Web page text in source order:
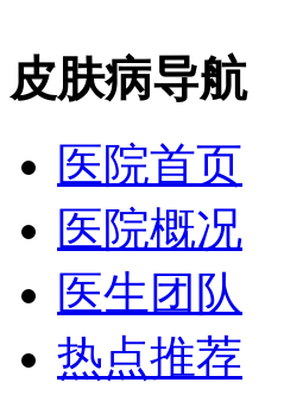
皮肤病导航
医院首页
医院概况
医生团队
热点推荐